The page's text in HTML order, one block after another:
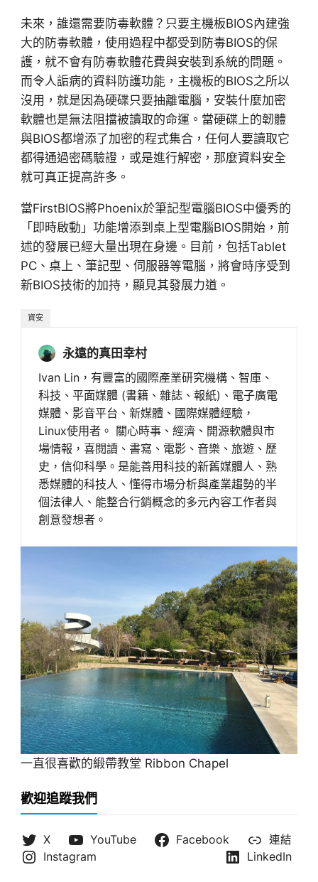
未來，誰還需要防毒軟體？只要主機板BIOS內建強
大的防毒軟體，使用過程中都受到防毒BIOS的保
護，就不會有防毒軟體花費與安裝到系統的問題。
而令人詬病的資料防護功能，主機板的BIOS之所以
沒用，就是因為硬碟只要抽離電腦，安裝什麼加密
軟體也是無法阻擋被讀取的命運。當硬碟上的韌體
與BIOS都增添了加密的程式集合，任何人要讀取它
都得通過密碼驗證，或是進行解密，那麼資料安全
就可真正提高許多。
當FirstBIOS將Phoenix於筆記型電腦BIOS中優秀的
「即時啟動」功能增添到桌上型電腦BIOS開始，前
述的發展已經大量出現在身邊。目前，包括Tablet
PC、桌上、筆記型、伺服器等電腦，將會時序受到
新BIOS技術的加持，顯見其發展力道。
資安
永遠的真田幸村
Ivan Lin，有豐富的國際產業研究機構、智庫、
科技、平面媒體 (書籍、雜誌、報紙)、電子廣電
媒體、影音平台、新媒體、國際媒體經驗，
Linux使用者。 關心時事、經濟、開源軟體與市
場情報，喜閱讀、書寫、電影、音樂、旅遊、歷
史，信仰科學。是能善用科技的新舊媒體人、熟
悉媒體的科技人、懂得市場分析與產業趨勢的半
個法律人、能整合行銷概念的多元內容工作者與
創意發想者。
一直很喜歡的緞帶教堂 Ribbon Chapel
歡迎追蹤我們
X YouTube Facebook
連結
Instagram
LinkedIn